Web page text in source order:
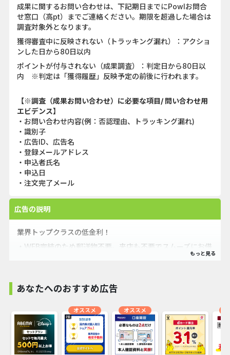
成果に関するお問い合わせは、下記期日までにPowlお問合
せ窓口（高pt）までご連絡ください。期限を超過した場合は
調査対象外となります。
獲得審査中に反映されない（トラッキング漏れ）：アクショ
ンした日から80日以内
ポイントが付与されない（成果調査）：判定日から80日以
内 ※判定は「獲得履歴」反映予定の前後に行われます。
【※調査（成果お問い合わせ）に必要な項目/ 問い合わせ用
エビデンス】
・お問い合わせ内容(例：否認理由、トラッキング漏れ)
・識別子
・広告ID、広告名
・登録メールアドレス
・申込者氏名
・申込日
・注文完了メール
広告の説明
業界トップクラスの低金利！
・WEB完結のため郵送物不要。来店も不要でスムーズにお借
あなたへのおすすめ広告
オススメ オススメ